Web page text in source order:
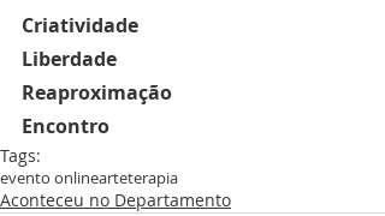
Criatividade
Liberdade
Reaproximação
Encontro
Tags:
evento onlinearteterapia
Aconteceu no Departamento